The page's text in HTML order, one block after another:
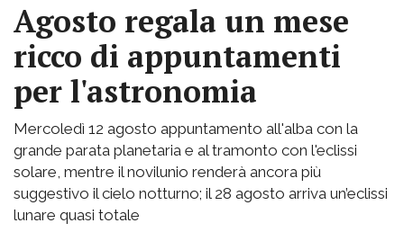
Agosto regala un mese
ricco di appuntamenti
per l'astronomia
Mercoledì 12 agosto appuntamento all'alba con la
grande parata planetaria e al tramonto con l'eclissi
solare, mentre il novilunio renderà ancora più
suggestivo il cielo notturno; il 28 agosto arriva un’eclissi
lunare quasi totale